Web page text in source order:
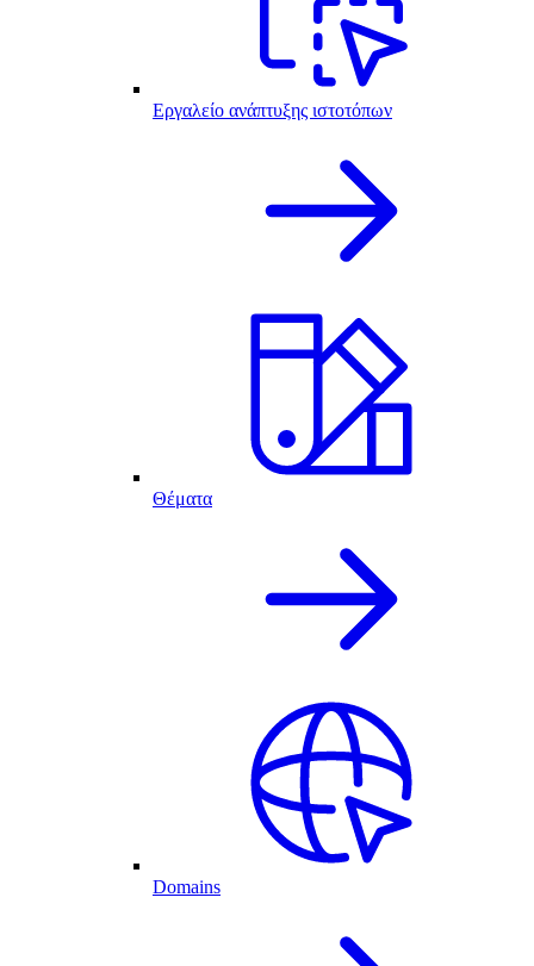
Εργαλείο ανάπτυξης ιστοτόπων
Θέματα
Domains